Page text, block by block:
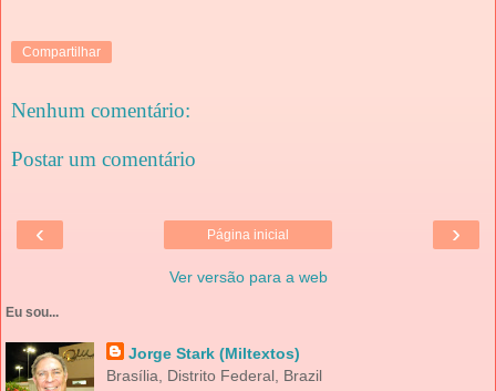
Compartilhar
Nenhum comentário:
Postar um comentário
‹ ›
Página inicial
Ver versão para a web
Eu sou...
Jorge Stark (Miltextos)
Brasília, Distrito Federal, Brazil